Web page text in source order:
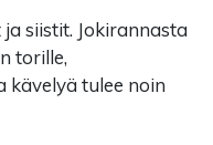
siistit. Jokirannasta
torille,
kävelyä tulee noin